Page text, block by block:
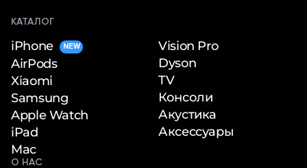
КАТАЛОГ
iPhone NEW
AirPods
Xiaomi
Samsung
Apple Watch
iPad
Mac
Vision Pro
Dyson
TV
Консоли
Акустика
Аксессуары
О НАС